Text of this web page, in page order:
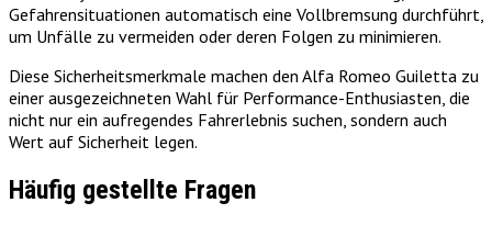
Gefahrensituationen automatisch eine Vollbremsung durchführt,
um Unfälle zu vermeiden oder deren Folgen zu minimieren.
Diese Sicherheitsmerkmale machen den Alfa Romeo Guiletta zu
einer ausgezeichneten Wahl für Performance-Enthusiasten, die
nicht nur ein aufregendes Fahrerlebnis suchen, sondern auch
Wert auf Sicherheit legen.
Häufig gestellte Fragen